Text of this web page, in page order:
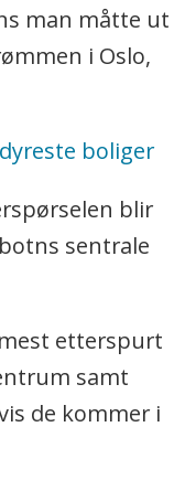
man måtte ut
i Oslo,
boliger
blir
sentrale
etterspurt
samt
de kommer i